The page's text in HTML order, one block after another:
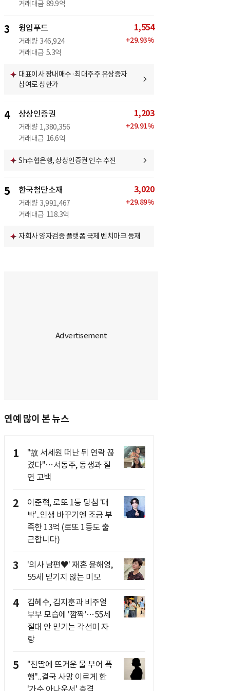
거래대금 89.9억
3 윙입푸드
거래량 346,924
거래대금 5.3억
1,554
+29.93%
대표이사 장내매수·최대주주 유상증자
참여로 상한가
4 상상인증권
거래량 1,380,356
거래대금 16.6억
1,203
+29.91%
Sh수협은행, 상상인증권 인수 추진
5 한국첨단소재
거래량 3,991,467
거래대금 118.3억
3,020
+29.89%
자회사 양자검증 플랫폼 국제 벤치마크 등재
연예 많이 본 뉴스
1
"故 서세원 떠난 뒤 연락 끊
겼다"…서동주, 동생과 절
연 고백
2
이준혁, 로또 1등 당첨 '대
박'..인생 바꾸기엔 조금 부
족한 13억 (로또 1등도 출
근합니다)
3
'의사 남편♥' 재혼 윤해영,
55세 믿기지 않는 미모
4
김혜수, 김지훈과 비주얼
부부 모습에 '깜짝'…55세
절대 안 믿기는 각선미 자
랑
5
"친딸에 뜨거운 물 부어 폭
행"..결국 사망 이르게 한
'가수.아나운서' 충격